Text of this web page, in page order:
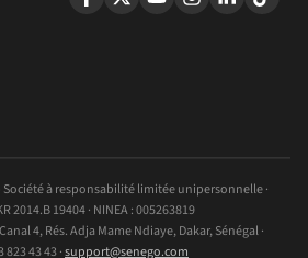
à responsabilité limitée unipersonnelle ·
2014.B 19404 · NINEA : 005263819
4, Rés. Adja Mame Ndiaye, Dakar, Sénégal ·
823 43 43 ·support@senego.com